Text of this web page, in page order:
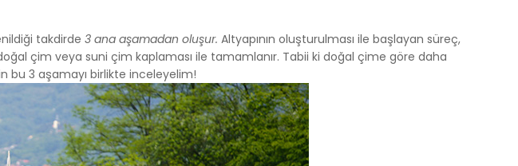
takdirde 3 ana aşamadan oluşur. Altyapının oluşturulması ile başlayan süreç,
çim veya suni çim kaplaması ile tamamlanır. Tabii ki doğal çime göre daha
bu 3 aşamayı birlikte inceleyelim!
tekrardan ziyaret etmeniz
oluşturulmuş bir çerez olup
ziyaret ettiğiniz anlaşılır ve size
sizlere daha iyi bir hizmet sunulur.
için zorunlu çerezlerdir.
yoluyla gerekli hizmet sunmaktır.
özelliklerini kullanabilmeye,